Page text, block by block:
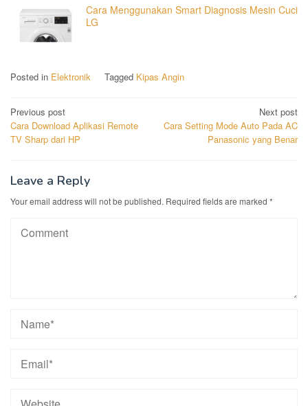
Cara Menggunakan Smart Diagnosis Mesin Cuci
LG
Posted in Elektronik Tagged Kipas Angin
Post
navigation
Previous post
Cara Download Aplikasi Remote
TV Sharp dari HP
Next post
Cara Setting Mode Auto Pada AC
Panasonic yang Benar
Leave a Reply
Your email address will not be published. Required fields are marked *